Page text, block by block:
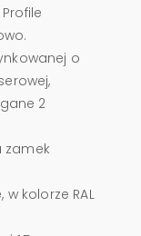
o
2
zamek
kolorze RAL